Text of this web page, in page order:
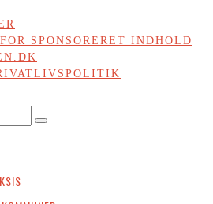
SPONSORERET INDHOLD